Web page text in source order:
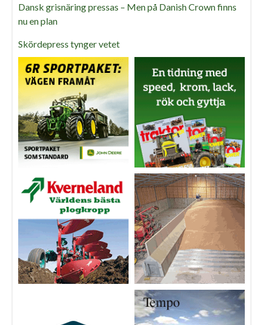
Dansk grisnäring pressas – Men på Danish Crown finns
nu en plan
Skördepress tynger vetet